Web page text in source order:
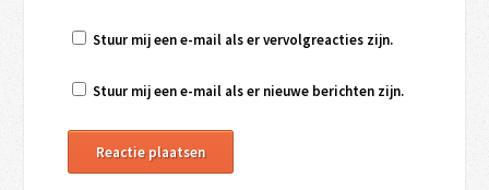
Stuur mij een e-mail als er vervolgreacties zijn.
Stuur mij een e-mail als er nieuwe berichten zijn.